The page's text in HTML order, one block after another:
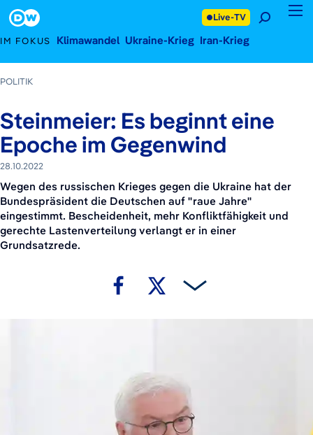
IM FOKUS Klimawandel Ukraine-Krieg Iran-Krieg
Live-TV
POLITIK
Steinmeier: Es beginnt eine
Epoche im Gegenwind
28.10.2022
Wegen des russischen Krieges gegen die Ukraine hat der
Bundespräsident die Deutschen auf "raue Jahre"
eingestimmt. Bescheidenheit, mehr Konfliktfähigkeit und
gerechte Lastenverteilung verlangt er in einer
Grundsatzrede.
Footer